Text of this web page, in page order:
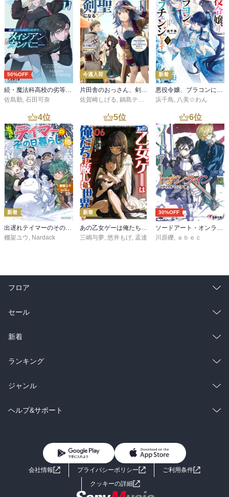
50%OFF
続・魔法科高校の劣等生 メイジアン・カンパニー(11)
佐島勤, 石田可奈
今週入荷
片田舎のおっさん、剣聖になる 11 ～ただの田舎の剣術師範だったのに、大成した弟子たちが俺を放ってくれない件～
佐賀崎しげる, 鍋島テツヒロ
新着
悪役令嬢、ブラコンにジョブチェンジします９【電子特典付き】
浜千鳥, 八美☆わん
4位
新着
棚架ユウ Nardack
5位
新着
三嶋与夢 悠井もげ 孟達
6位
30%OFF
川原礫
ａｂｅｃ
フロア
総合
ラノベ
雑誌・グラビア
BL・TL
セール
総合
ラノベ
雑誌・グラビア
BL・TL
新着
総合
ラノベ
雑誌・グラビア
ランキング
総合
ラノベ
ジャンル
コミック
ライトノベル 男子向けラノベ
小説
ヘルプ&サポート
よくあるご質問 お問い合わせ
会社情報 プライバシーポリシー
ご利用条件
クッキーの詳細